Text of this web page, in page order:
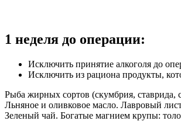
1 неделя до операции:
Исключить принятие алкоголя до
Исключить из рациона продукты,
Рыба жирных сортов (скумбрия,
Льняное и оливковое масло. Лавровый
Зеленый чай. Богатые магнием крупы: